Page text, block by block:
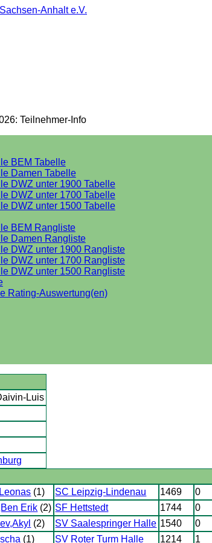
Teilnehmer-Info
BEM Tabelle
Damen Tabelle
DWZ unter 1900 Tabelle
DWZ unter 1700 Tabelle
DWZ unter 1500 Tabelle
BEM Rangliste
Damen Rangliste
DWZ unter 1900 Rangliste
DWZ unter 1700 Rangliste
DWZ unter 1500 Rangliste
Rating-Auswertung(en)
Luis
(1) SC Leipzig-Lindenau 1469
0
Erik (2) SF Hettstedt 1744
0
(2) SV Saalespringer Halle 1540
0
(1) SV Roter Turm Halle 1214 1